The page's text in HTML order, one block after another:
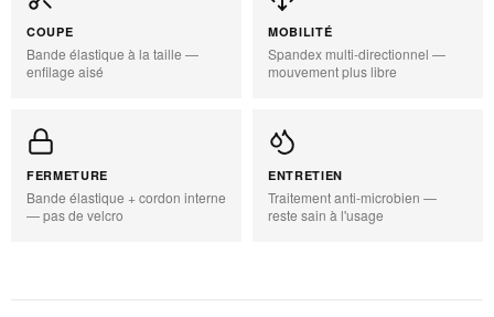
COUPE
Bande élastique à la taille —
enfilage aisé
MOBILITÉ
Spandex multi-directionnel —
mouvement plus libre
FERMETURE
Bande élastique + cordon interne
— pas de velcro
ENTRETIEN
Traitement anti-microbien —
reste sain à l'usage